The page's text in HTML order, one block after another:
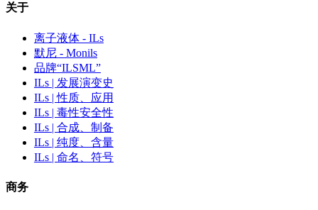
关于
离子液体 - ILs
默尼 - Monils
品牌“ILSML”
ILs | 发展演变史
ILs | 性质、应用
ILs | 毒性安全性
ILs | 合成、制备
ILs | 纯度、含量
ILs | 命名、符号
商务